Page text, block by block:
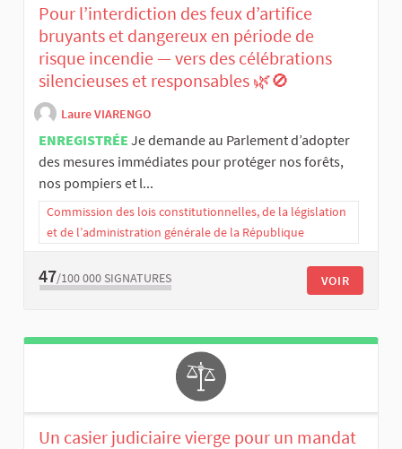
Pour l’interdiction des feux d’artifice
bruyants et dangereux en période de
risque incendie — vers des célébrations
silencieuses et responsables 🌿🚫
Laure VIARENGO
ENREGISTRÉE Je demande au Parlement d’adopter
des mesures immédiates pour protéger nos forêts,
nos pompiers et l...
Commission des lois constitutionnelles, de la législation
et de l’administration générale de la République
47/100 000 SIGNATURES VOIR
Un casier judiciaire vierge pour un mandat